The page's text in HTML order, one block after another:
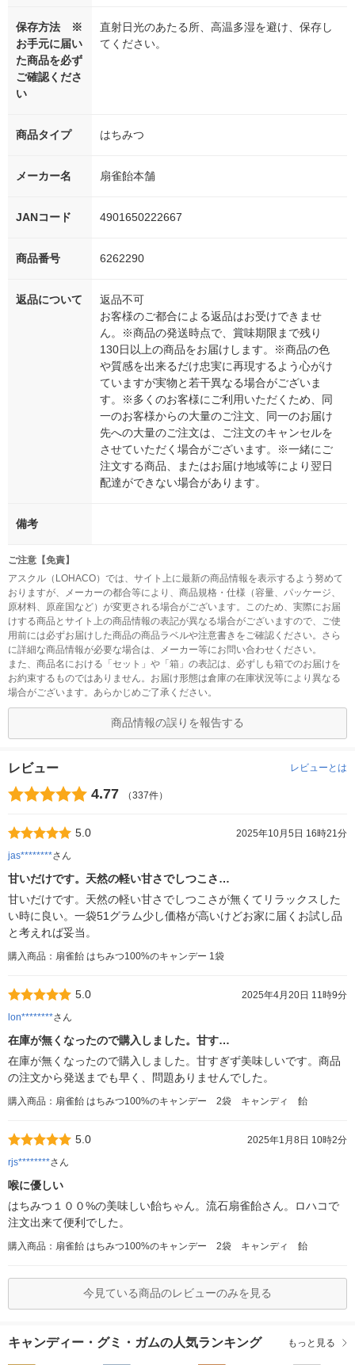
保存方法 ※
お手元に届い
た商品を必ず
ご確認くださ
い
直射日光のあたる所、高温多湿を避け、保存し
てください。
商品タイプ はちみつ
メーカー名 扇雀飴本舗
JANコード 4901650222667
商品番号 6262290
返品について
返品不可
お客様のご都合による返品はお受けできませ
ん。※商品の発送時点で、賞味期限まで残り
130日以上の商品をお届けします。※商品の色
や質感を出来るだけ忠実に再現するよう心がけ
ていますが実物と若干異なる場合がございま
す。※多くのお客様にご利用いただくため、同
一のお客様からの大量のご注文、同一のお届け
先への大量のご注文は、ご注文のキャンセルを
させていただく場合がございます。※一緒にご
注文する商品、またはお届け地域等により翌日
配達ができない場合があります。
備考
ご注意【免責】
アスクル（LOHACO）では、サイト上に最新の商品情報を表示するよう努めて
おりますが、メーカーの都合等により、商品規格・仕様（容量、パッケージ、
原材料、原産国など）が変更される場合がございます。このため、実際にお届
けする商品とサイト上の商品情報の表記が異なる場合がございますので、ご使
用前には必ずお届けした商品の商品ラベルや注意書きをご確認ください。さら
に詳細な商品情報が必要な場合は、メーカー等にお問い合わせください。
また、商品名における「セット」や「箱」の表記は、必ずしも箱でのお届けを
お約束するものではありません。お届け形態は倉庫の在庫状況等により異なる
場合がございます。あらかじめご了承ください。
商品情報の誤りを報告する
レビュー レビューとは
4.77 （337件）
5.0
2025年10月5日 16時21分
jas********さん
甘いだけです。天然の軽い甘さでしつこさ…
甘いだけです。天然の軽い甘さでしつこさが無くてリラックスした
い時に良い。一袋51グラム少し価格が高いけどお家に届くお試し品
と考えれば妥当。
購入商品：扇雀飴 はちみつ100%のキャンデー 1袋
5.0
2025年4月20日 11時9分
lon********さん
在庫が無くなったので購入しました。甘す…
在庫が無くなったので購入しました。甘すぎず美味しいです。商品
の注文から発送までも早く、問題ありませんでした。
購入商品：扇雀飴 はちみつ100%のキャンデー 2袋 キャンディ 飴
5.0
2025年1月8日 10時2分
rjs********さん
喉に優しい
はちみつ１００%の美味しい飴ちゃん。流石扇雀飴さん。ロハコで
注文出来て便利でした。
購入商品：扇雀飴 はちみつ100%のキャンデー 2袋 キャンディ 飴
今見ている商品のレビューのみを見る
キャンディー・グミ・ガムの人気ランキング もっと見る